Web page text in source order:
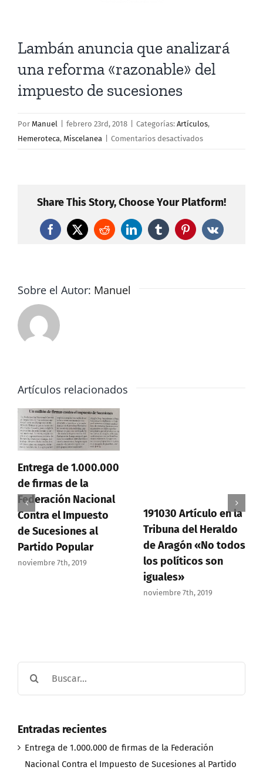
Lambán anuncia que analizará
una reforma «razonable» del
impuesto de sucesiones
Por Manuel febrero 23rd, 2018 Categorías: Artículos,
Hemeroteca, Miscelanea Comentarios desactivadosen
analizará
reforma
«razonable»
Share This Story, Choose Your Platform!
Facebook
X RedditLinkedInTumblrPinterest
Vk
Sobre el Autor: Manuel
Artículos relacionados
Entrega de 1.000.000
de firmas de la
Federación Nacional
Contra el Impuesto
de Sucesiones al
Partido Popular
noviembre 7th, 2019
191030 Artículo en la
Tribuna del Heraldo
de Aragón «No todos
los políticos son
iguales»
noviembre 7th, 2019
Entradas recientes
Entrega de 1.000.000 de firmas de la Federación
Nacional Contra el Impuesto de Sucesiones al Partido